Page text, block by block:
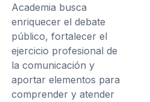
Academia busca
enriquecer el debate
público, fortalecer el
ejercicio profesional de
la comunicación y
aportar elementos para
comprender y atender